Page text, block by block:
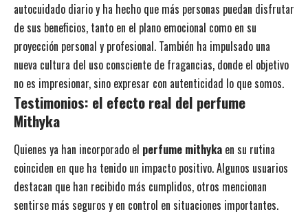
autocuidado diario y ha hecho que más personas puedan disfrutar
de sus beneficios, tanto en el plano emocional como en su
proyección personal y profesional. También ha impulsado una
nueva cultura del uso consciente de fragancias, donde el objetivo
no es impresionar, sino expresar con autenticidad lo que somos.
Testimonios: el efecto real del perfume
Mithyka
Quienes ya han incorporado el perfume mithyka en su rutina
coinciden en que ha tenido un impacto positivo. Algunos usuarios
destacan que han recibido más cumplidos, otros mencionan
sentirse más seguros y en control en situaciones importantes.